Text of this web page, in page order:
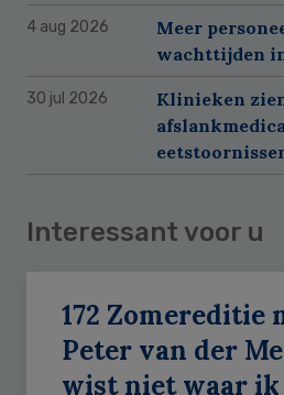
4 aug 2026
Meer
wachttijden
30 jul 2026
Klinieken
Interessant voor u
172 Zomereditie
Peter van der
wist niet waar ik